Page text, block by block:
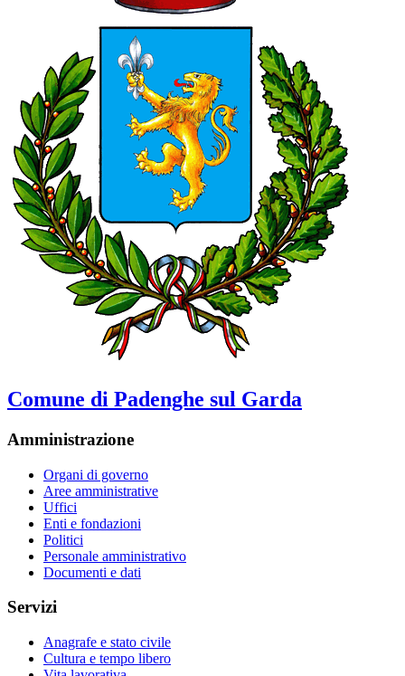
Comune di Padenghe sul Garda
Amministrazione
Organi di governo
Aree amministrative
Uffici
Enti e fondazioni
Politici
Personale amministrativo
Documenti e dati
Servizi
Anagrafe e stato civile
Cultura e tempo libero